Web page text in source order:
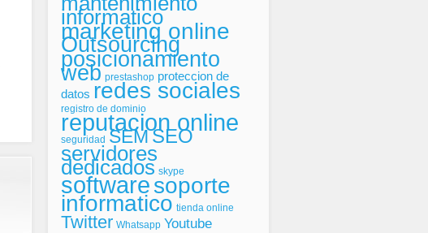
informatico
marketing online
Outsourcing
posicionamiento
web prestashop proteccion de
datos redes sociales
registro de dominio
reputacion online
seguridad SEMSEO
servidores
dedicados skype
softwaresoporte
informatico tienda online
Twitter Whatsapp Youtube